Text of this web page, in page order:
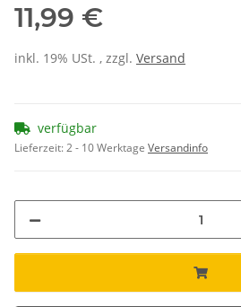
11,99 €
inkl. 19% USt. , zzgl. Versand
verfügbar
Lieferzeit:2 - 10 Werktage Versandinfo